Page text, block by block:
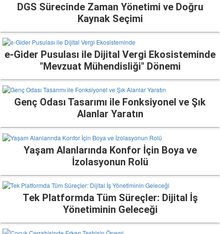
DGS Sürecinde Zaman Yönetimi ve Doğru
Kaynak Seçimi
e-Gider Pusulası ile Dijital Vergi Ekosisteminde
"Mevzuat Mühendisliği" Dönemi
Genç Odası Tasarımı ile Fonksiyonel ve Şık
Alanlar Yaratın
Yaşam Alanlarında Konfor İçin Boya ve
İzolasyonun Rolü
Tek Platformda Tüm Süreçler: Dijital İş
Yönetiminin Geleceği